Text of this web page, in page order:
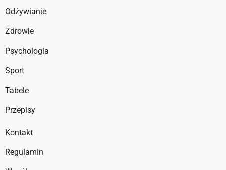
Odżywianie
Zdrowie
Psychologia
Sport
Tabele
Przepisy
Kontakt
Regulamin